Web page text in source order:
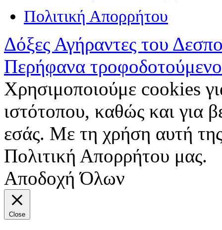
Πολιτική Απορρήτου
Δόξες Αγήραντες του
Περήφανα
Χρησιμοποιούμε cookies
ιστότοπου, καθώς και για
εσάς. Με τη χρήση αυτή
Πολιτική Απορρήτου μας.
Αποδοχή Όλων
Close